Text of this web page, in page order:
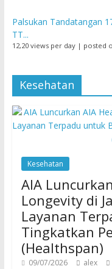
Palsukan Tandatangan
TT...
12,20 views per day| posted
Kesehatan
Kesehatan
AIA
Longevity di
Layanan
Tingkatkan
(Healthspan)
09/07/2026 alex